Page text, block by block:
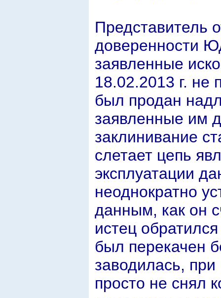
Представитель
доверенности
заявленные
18.02.2013 г. не
был продан
заявленные им
заклинивание
слетает цепь
эксплуатации
неоднократно
данным, как он
истец
был перекачен
заводилась,
просто не снял